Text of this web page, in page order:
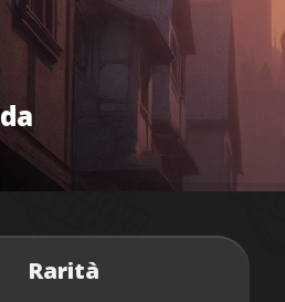
Rarità